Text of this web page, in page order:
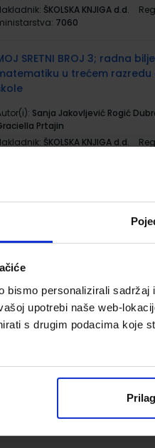
bismo personalizirali
upotrebi naše web-
s drugim podacima koje
ŠKOLSKA KNJIGA d.d.
7060
SRETNI BROJ 3; radna
u trećem razredu
Sanja Jakovljević Rogić
Prtajin
ŠKOLSKA KNJIGA d.d.
u trećem razredu
Sanja Jakovljević Rogić
7060-DOM2
SRETNI BROJ 3; nastavni
Sanja Jakovljević Rogić
7060-DOM3